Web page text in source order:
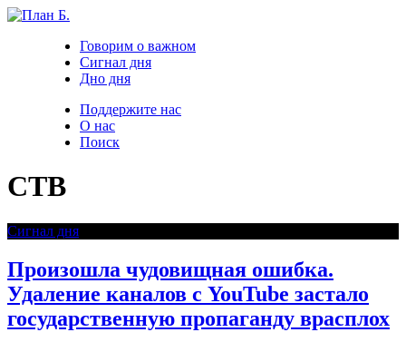
Говорим о важном
Сигнал дня
Дно дня
Поддержите нас
О нас
Поиск
СТВ
Сигнал дня
Произошла чудовищная ошибка.
Удаление каналов с YouTube застало
государственную пропаганду врасплох